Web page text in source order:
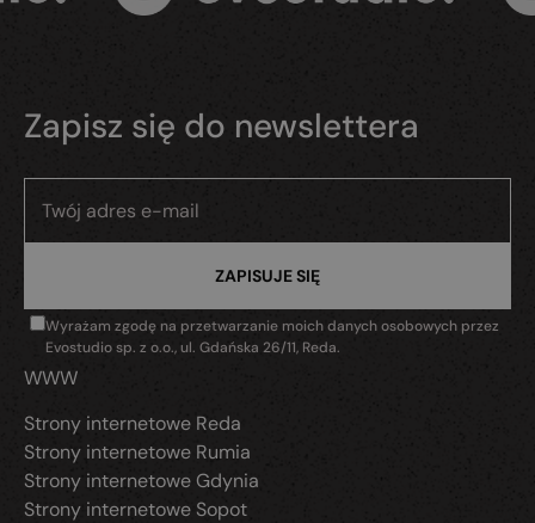
Zapisz się do newslettera
Wyrażam zgodę na przetwarzanie moich danych osobowych przez
Evostudio sp. z o.o., ul. Gdańska 26/11, Reda.
WWW
Strony internetowe Reda
Strony internetowe Rumia
Strony internetowe Gdynia
Strony internetowe Sopot